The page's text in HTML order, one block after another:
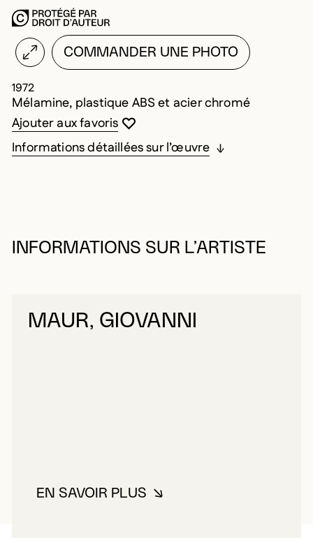
COMMANDER UNE PHOTO
1972
Mélamine, plastique ABS et acier chromé
Vous devez être connecté pour ajouter
Fermer la modale
Ouvrir la modale
Ajouter aux favoris
Informations détaillées sur l’œuvre
INFORMATIONS SUR L’ARTISTE
MAUR, GIOVANNI
EN SAVOIR PLUSÀ PROPOS DE MAUR, GIOVANNI